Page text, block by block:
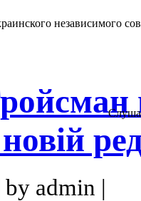
независимого
admin |